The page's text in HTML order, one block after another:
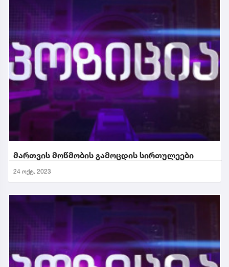
მართვის მოწმობის გამოცდის სირთულეები
24 ოქტ. 2023